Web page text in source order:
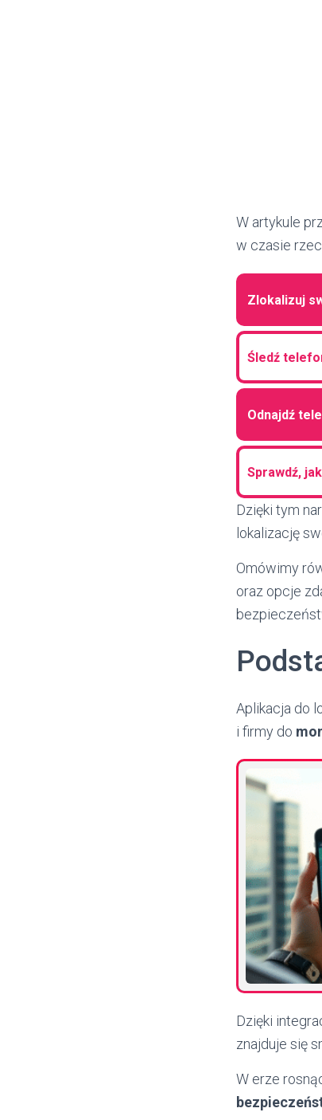
W artykule
w czasie
Zlokalizuj
Śledź
Odnajdź
Sprawdź,
Dzięki tym
lokalizację
Omówimy
oraz opcje
Aplikacja do
i firmy do
Dzięki
znajduje się
W erze